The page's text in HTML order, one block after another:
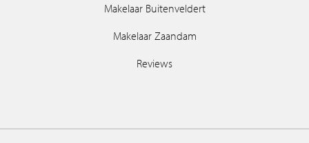
Makelaar Buitenveldert
Makelaar Zaandam
Reviews